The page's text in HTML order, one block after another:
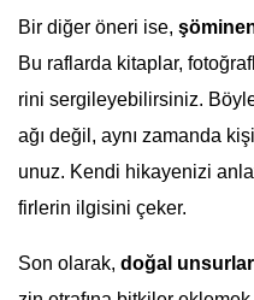
Bir diğer öneri ise,
Bu raflarda kitaplar,
rini sergileyebilirsiniz.
ağı değil, aynı zamanda
unuz. Kendi hikayenizi
firlerin ilgisini çeker.
Son olarak, doğal